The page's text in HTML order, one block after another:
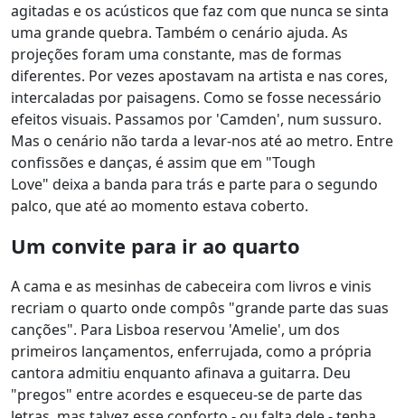
agitadas e os acústicos que faz com que nunca se sinta
uma grande quebra. Também o cenário ajuda. As
projeções foram uma constante, mas de formas
diferentes. Por vezes apostavam na artista e nas cores,
intercaladas por paisagens. Como se fosse necessário
efeitos visuais. Passamos por 'Camden', num sussuro.
Mas o cenário não tarda a levar-nos até ao metro. Entre
confissões e danças, é assim que em "Tough
Love" deixa a banda para trás e parte para o segundo
palco, que até ao momento estava coberto.
Um convite para ir ao quarto
A cama e as mesinhas de cabeceira com livros e vinis
recriam o quarto onde compôs "grande parte das suas
canções". Para Lisboa reservou 'Amelie', um dos
primeiros lançamentos, enferrujada, como a própria
cantora admitiu enquanto afinava a guitarra. Deu
"pregos" entre acordes e esqueceu-se de parte das